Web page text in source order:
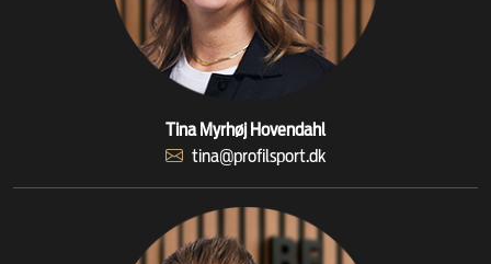
Tina Myrhøj Hovendahl
tina@profilsport.dk